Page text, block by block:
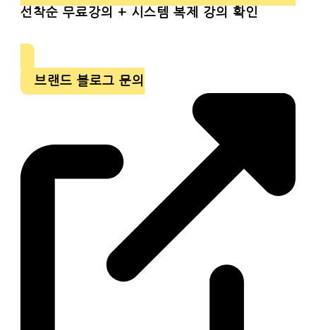
선착순 무료강의 + 시스템 복제 강의 확인
브랜드 블로그 문의